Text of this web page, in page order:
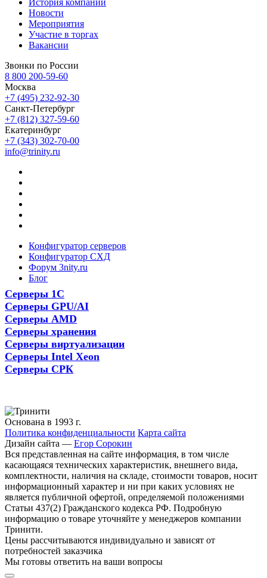
История компании
Новости
Мероприятия
Участие в торгах
Вакансии
Звонки по России
8 800 200-59-60
Москва
+7 (495) 232-92-30
Санкт-Петербург
+7 (812) 327-59-60
Екатеринбург
+7 (343) 302-70-00
info@trinity.ru
Конфигуратор серверов
Конфигуратор СХД
Форум 3nity.ru
Блог
Серверы 1С
Серверы GPU/AI
Серверы AMD
Серверы хранения
Серверы виртуализации
Серверы Intel Xeon
Серверы СРК
Основана в 1993 г.
Политика конфиденциальности Карта сайта
Дизайн сайта — Егор Сорокин
Вся представленная на сайте информация, в том числе
касающаяся технических характеристик, внешнего вида,
комплектности, наличия на складе, стоимости товаров, носит
информационный характер и ни при каких условиях не
является публичной офертой, определяемой положениями
Статьи 437(2) Гражданского кодекса РФ. Подробную
информацию о товаре уточняйте у менеджеров компании
Тринити.
Цены рассчитываются индивидуально и зависят от
потребностей заказчика
Мы готовы ответить на ваши вопросы